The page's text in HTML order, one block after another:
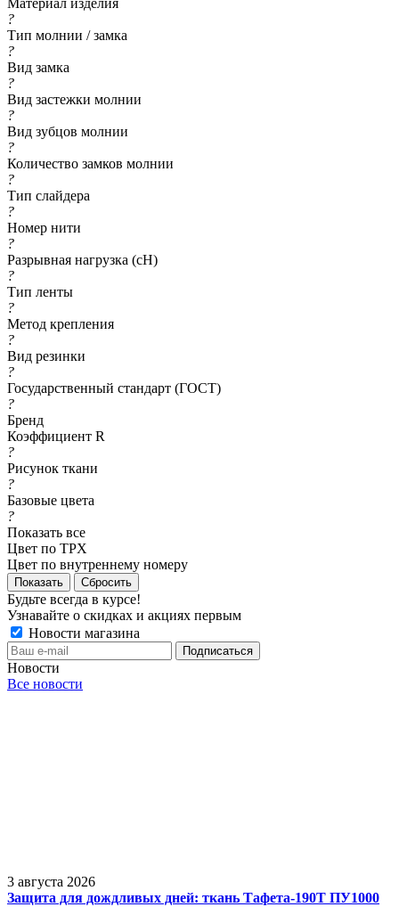
Материал изделия
?
Тип молнии / замка
?
Вид замка
?
Вид застежки молнии
?
Вид зубцов молнии
?
Количество замков молнии
?
Тип слайдера
?
Номер нити
?
Разрывная нагрузка (сН)
?
Тип ленты
?
Метод крепления
?
Вид резинки
?
Государственный стандарт (ГОСТ)
?
Бренд
Коэффициент R
?
Рисунок ткани
?
Базовые цвета
?
Показать все
Цвет по TPX
Цвет по внутреннему номеру
Сбросить
Будьте всегда в курсе!
Узнавайте о скидках и акциях первым
Новости магазина
Новости
Все новости
3 августа 2026
Защита для дождливых дней: ткань Тафета-190Т ПУ1000